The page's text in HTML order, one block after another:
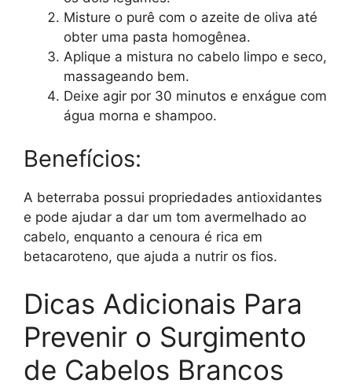
Misture o purê com o azeite de oliva até
obter uma pasta homogênea.
Aplique a mistura no cabelo limpo e seco,
massageando bem.
Deixe agir por 30 minutos e enxágue com
água morna e shampoo.
Benefícios:
A beterraba possui propriedades antioxidantes
e pode ajudar a dar um tom avermelhado ao
cabelo, enquanto a cenoura é rica em
betacaroteno, que ajuda a nutrir os fios.
Dicas Adicionais Para
Prevenir o Surgimento
de Cabelos Brancos